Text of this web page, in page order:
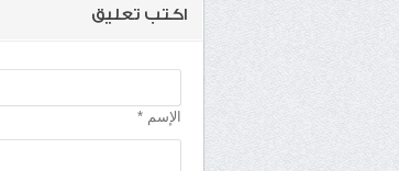
اكتب تعليق
الإسم *